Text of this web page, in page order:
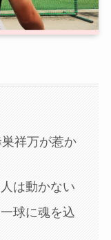
祥万が惹か
は動かない
球に魂を込